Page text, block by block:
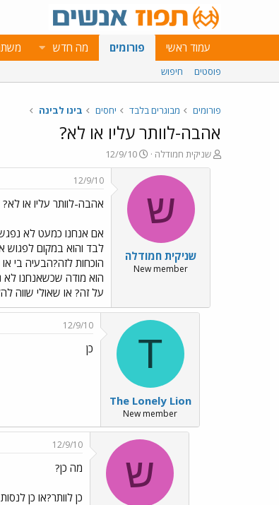
עמוד ראשי פורומים מה חדש
פוסטים חיפוש
פורומים מבוגרים בלבד יחסים בינו לבינה
אהבה-לוותר עליו או לא?
פ
ו
שניקית חמודלה
פ
ו
ס
ת
ר
י
12/9/10
ש
שניקית חמודלה
New member
12/9/10
אהבה-לוותר עליו או לא?
אם אנחנו כמעט לא
לבד והוא במקום לפגוש
הוכחות לזה?הבעיה בי
הוא מודה שכשאנחנו לא
על זה? או שאולי שווה
T
The Lonely Lion
New member
12/9/10
כן
ש
12/9/10
מה כן?
כן לוותר?או כן